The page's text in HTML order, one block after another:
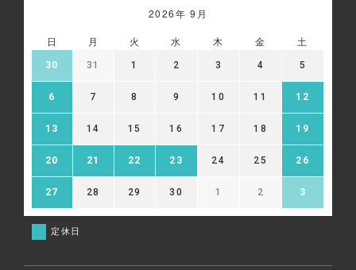
2026年 9月
日 月 火 水 木 金 土
30 31 1 2 3 4 5
6 7 8 9 10 11 12
13 14 15 16 17 18 19
20 21 22 23 24 25 26
27 28 29 30 1 2 3
定休日